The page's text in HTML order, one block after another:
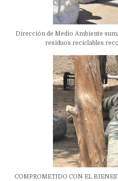
Dirección de Medio Ambiente
residuos reciclables
COMPROMETIDO CON EL